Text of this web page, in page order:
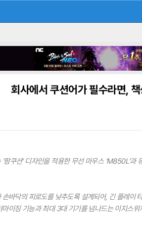
회사에서 쿠션어가 필수라면,
'팜쿠션' 디자인을 적용한 무선 마우스 'M850L'
바닥의 피로도를 낮추도록 설계되어, 긴 플레
이징 기능과 최대 3대 기기를 넘나드는 이지스